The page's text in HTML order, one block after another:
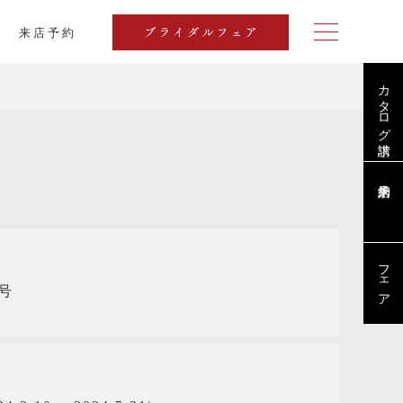
来店予約 ブライダルフェア
カタログ請求
フェア